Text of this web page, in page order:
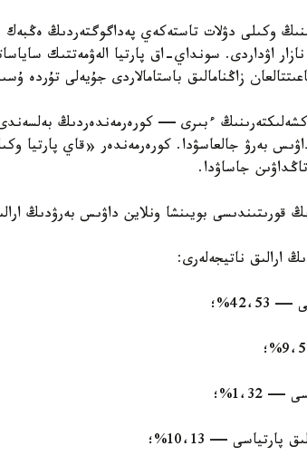
وكىلى دۋلات تاستەكەي پەداگوگتەردىڭ ەڭبەك
نازار اۋداردى. سونداي-اق پارتيا الەۋمەتتىك
زاڭنامالىق باستامالاردى جۇيەلى تۇردە
بەرۋ جالعاسۋدا. كورەرمەندەر «قاي پارتيا
جاساۋدا.
قورىتىندىسى بويىنشا ونلاين داۋىس بەرۋدىڭ
ارالىق ناتيجەلەرى: